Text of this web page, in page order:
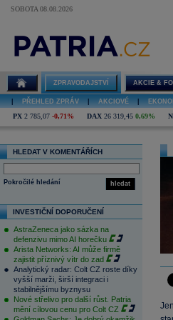
SOBOTA 08.08.2026
ZPRAVODAJSTVÍ AKCIE &
PŘEHLED ZPRÁV AKCIOVÉ
PX 2 785,07 -0,71% DAX 26 319,45 0,69%
HLEDAT V KOMENTÁŘÍCH
hledat
Pokročilé hledání
INVESTIČNÍ DOPORUČENÍ
AstraZeneca jako sázka na
defenzivu mimo AI horečku
Arista Networks: AI může firmě
zajistit příznivý vítr do zad
Analytický radar: Colt CZ roste díky
vyšší marži, širší integraci i
stabilnějšímu byznysu
Nové střelivo pro další růst. Patria
mění cílovou cenu pro Colt CZ